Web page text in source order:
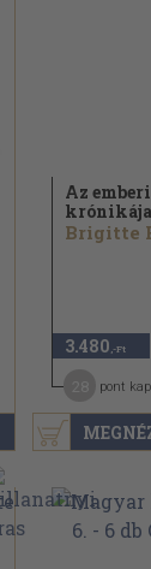
Az
krónikája
Brigitte
3.480 ,-Ft
pont